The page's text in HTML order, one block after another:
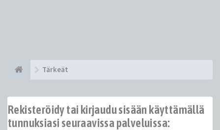
Tärkeät
Rekisteröidy tai kirjaudu sisään käyttämällä
tunnuksiasi seuraavissa palveluissa: